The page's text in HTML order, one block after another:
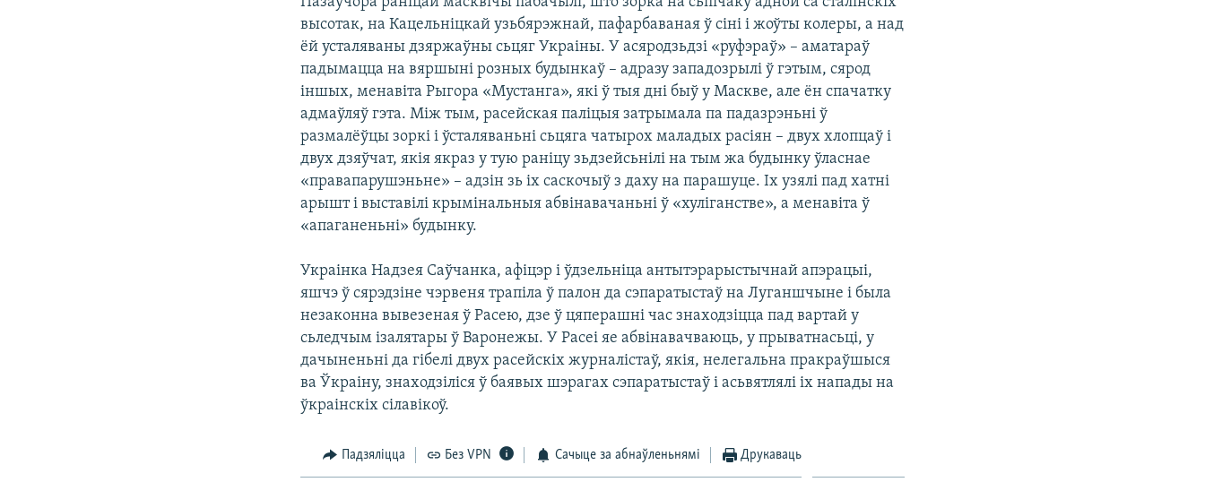
высотак, на Кацельніцкай узьбярэжнай, пафарбаваная ў сіні і жоўты колеры, а над
ёй усталяваны дзяржаўны сьцяг Украіны. У асяродзьдзі «руфэраў» – аматараў
падымацца на вяршыні розных будынкаў – адразу западозрылі ў гэтым, сярод
іншых, менавіта Рыгора «Мустанга», які ў тыя дні быў у Маскве, але ён спачатку
адмаўляў гэта. Між тым, расейская паліцыя затрымала па падазрэньні ў
размалёўцы зоркі і ўсталяваньні сьцяга чатырох маладых расіян – двух хлопцаў і
двух дзяўчат, якія якраз у тую раніцу зьдзейсьнілі на тым жа будынку ўласнае
«правапарушэньне» – адзін зь іх саскочыў з даху на парашуце. Іх узялі пад хатні
арышт і выставілі крымінальныя абвінавачаньні ў «хуліганстве», а менавіта ў
«апаганеньні» будынку.
Украінка Надзея Саўчанка, афіцэр і ўдзельніца антытэрарыстычнай апэрацыі,
яшчэ ў сярэдзіне чэрвеня трапіла ў палон да сэпаратыстаў на Луганшчыне і была
незаконна вывезеная ў Расею, дзе ў цяперашні час знаходзіцца пад вартай у
сьледчым ізалятары ў Варонежы. У Расеі яе абвінавачваюць, у прыватнасьці, у
дачыненьні да гібелі двух расейскіх журналістаў, якія, нелегальна пракраўшыся
ва Ўкраіну, знаходзіліся ў баявых шэрагах сэпаратыстаў і асьвятлялі іх напады на
ўкраінскіх сілавікоў.
Падзяліцца Без VPN Сачыце за абнаўленьнямі Друкаваць